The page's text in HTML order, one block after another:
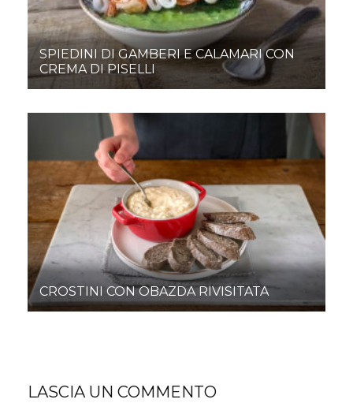
SPIEDINI DI GAMBERI E CALAMARI CON
CREMA DI PISELLI
CROSTINI CON OBAZDA RIVISITATA
LASCIA UN COMMENTO